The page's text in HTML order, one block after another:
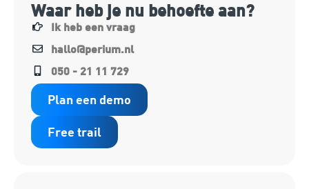
Waar heb je nu behoefte aan?
Ik heb een vraag
hallo@perium.nl
050 - 21 11 729
Plan een demo
Free trail